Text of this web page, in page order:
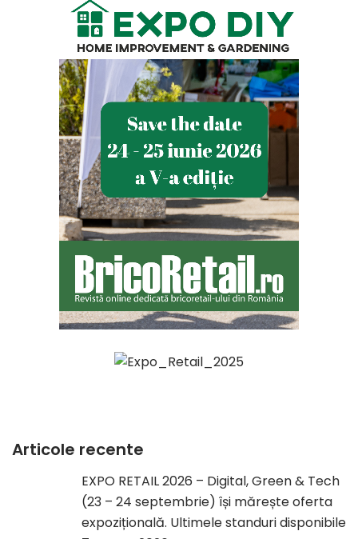
Articole recente
EXPO RETAIL 2026 – Digital, Green & Tech
(23 – 24 septembrie) își mărește oferta
expozițională. Ultimele standuri disponibile